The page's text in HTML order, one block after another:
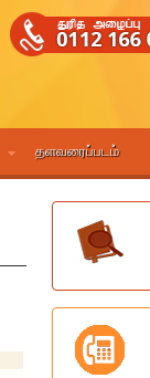
தளவரைப்படம்